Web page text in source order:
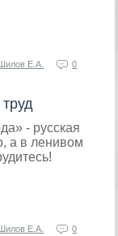
Е.А. 0
- русская
а в ленивом
Е.А. 0